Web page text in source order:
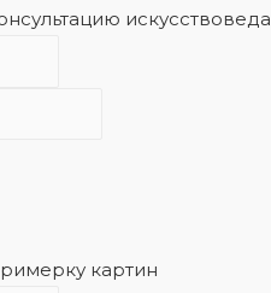
искусствоведа
картин